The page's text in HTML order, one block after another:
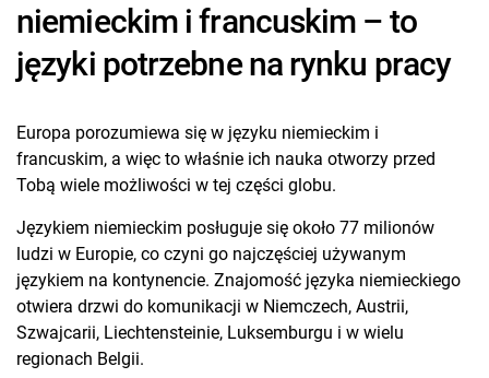
niemieckim i francuskim – to
języki potrzebne na rynku pracy
Europa porozumiewa się w języku niemieckim i
francuskim, a więc to właśnie ich nauka otworzy przed
Tobą wiele możliwości w tej części globu.
Językiem niemieckim posługuje się około 77 milionów
ludzi w Europie, co czyni go najczęściej używanym
językiem na kontynencie. Znajomość języka niemieckiego
otwiera drzwi do komunikacji w Niemczech, Austrii,
Szwajcarii, Liechtensteinie, Luksemburgu i w wielu
regionach Belgii.